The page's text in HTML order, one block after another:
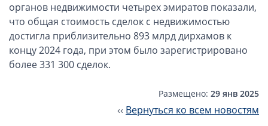
Оффшоры на Маршалловых Островах
Оффшоры в Панаме
Финансовая отчетность
Ликвидация зарубежных компаний
органов недвижимости четырех эмиратов показали,
что общая стоимость сделок с недвижимостью
достигла приблизительно 893 млрд дирхамов к
концу 2024 года, при этом было зарегистрировано
более 331 300 сделок.
Размещено: 29 янв 2025
‹‹ Вернуться ко всем новостям